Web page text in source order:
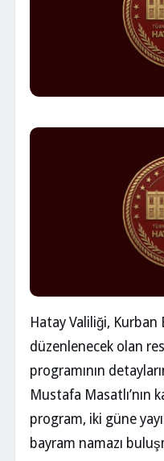
Hatay Valiliği, Kurban
düzenlenecek olan
programının
Mustafa Masatlı’nın
program, iki güne
bayram namazı